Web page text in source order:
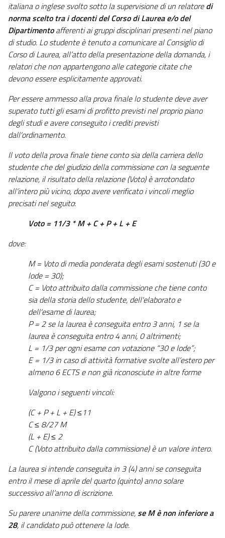
italiana o inglese svolto sotto la supervisione di un relatoredi
norma scelto tra i docenti del Corso di Laurea e/o del
Dipartimentoafferenti ai gruppi disciplinari presenti nel piano
di studio. Lo studente è tenuto a comunicare al Consiglio di
Corso di Laurea, all’atto della presentazione della domanda, i
relatori che non appartengono alle categorie citate che
devono essere esplicitamente approvati.
Per essere ammesso alla prova finale lo studente deve aver
superato tutti gli esami di profitto previsti nel proprio piano
degli studi e avere conseguito i crediti previsti
dall'ordinamento.
Il voto della prova finale tiene conto sia della carriera dello
studente che del giudizio della commissione con la seguente
relazione, il risultato della relazione (Voto) è arrotondato
all'intero più vicino, dopo avere verificato i vincoli meglio
precisati nel seguito:
Voto = 11/3 * M + C + P + L + E
dove:
M = Voto di media ponderata degli esami sostenuti (30 e
lode = 30);
C = Voto attribuito dalla commissione che tiene conto
sia della storia dello studente, dell'elaborato e
dell'esame di laurea;
P = 2 se la laurea è conseguita entro 3 anni, 1 se la
laurea è conseguita entro 4 anni, 0 altrimenti;
L = 1/3 per ogni esame con votazione “30 e lode”;
E = 1/3 in caso di attività formative svolte all’estero per
almeno 6 ECTS e non già riconosciute in altre forme
Valgono i seguenti vincoli:
(C + P + L + E) ≤11
C ≤ 8/27 M
(L + E) ≤ 2
C (Voto attribuito dalla commissione) è un valore intero.
La laurea si intende conseguita in 3 (4) anni se conseguita
entro il mese di aprile del quarto (quinto) anno solare
successivo all’anno di iscrizione.
Su parere unanime della commissione, se M è non inferiore a
28, il candidato può ottenere la lode.